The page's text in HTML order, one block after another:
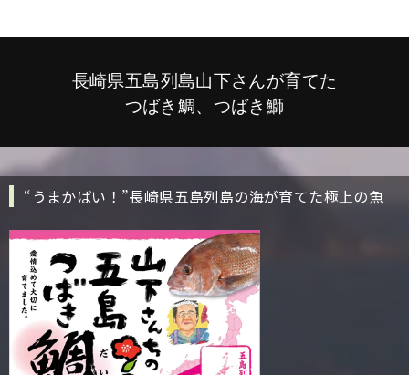
長崎県五島列島山下さんが育てた
つばき鯛、つばき鰤
“うまかばい！”長崎県五島列島の海が育てた極上の魚